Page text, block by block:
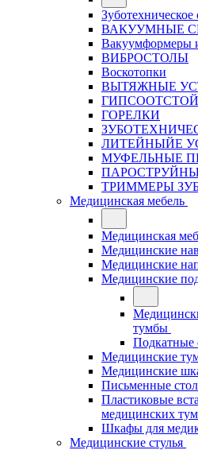
ВАКУУМНЫЕ
Вакуумформеры
ВИБРОСТОЛЫ
Воскотопки
ВЫТЯЖНЫЕ
ГОРЕЛКИ
ЛИТЕЙНЫЙЕ
МУФЕЛЬНЫЕ
ТРИММЕРЫ
Медицинская мебель
Медицинская
Медицинские
Медицинские
Медицинские
тумбы
Подкатные
Медицинские
Медицинские
Письменные
Пластиковые
медицинских
Шкафы для
Медицинские стулья